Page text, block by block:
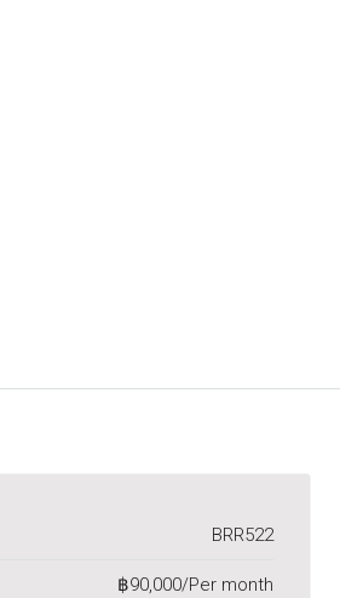
BRR522
฿90,000/Per month